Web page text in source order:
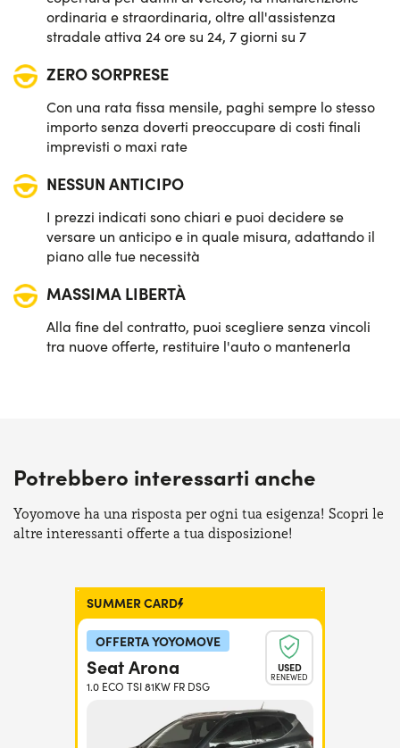
ordinaria e straordinaria, oltre all'assistenza
stradale attiva 24 ore su 24, 7 giorni su 7
ZERO SORPRESE
Con una rata fissa mensile, paghi sempre lo stesso
importo senza doverti preoccupare di costi finali
imprevisti o maxi rate
NESSUN ANTICIPO
I prezzi indicati sono chiari e puoi decidere se
versare un anticipo e in quale misura, adattando il
piano alle tue necessità
MASSIMA LIBERTÀ
Alla fine del contratto, puoi scegliere senza vincoli
tra nuove offerte, restituire l'auto o mantenerla
Potrebbero interessarti anche
Yoyomove ha una risposta per ogni tua esigenza! Scopri le
altre interessanti offerte a tua disposizione!
SUMMER CARD
OFFERTA YOYOMOVE
USED
RENEWED
Seat Arona
1.0 ECO TSI 81KW FR DSG